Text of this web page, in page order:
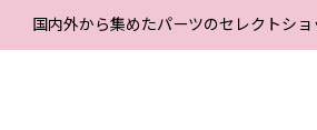
国内外から集めたパーツのセレクトショ